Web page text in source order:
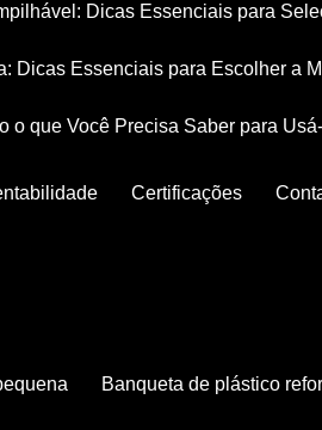
Dicas Essenciais para
Dicas Essenciais para Escolher a
o que Você Precisa Saber para
Certificações
banqueta de plástico